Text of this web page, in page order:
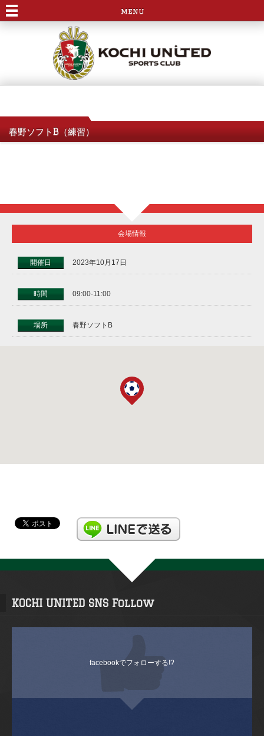
menu
春野ソフトB（練習）
会場情報
開催日 2023年10月17日
時間 09:00-11:00
場所 春野ソフトB
KOCHI UNITED SNS Follow
facebookでフォローする!?